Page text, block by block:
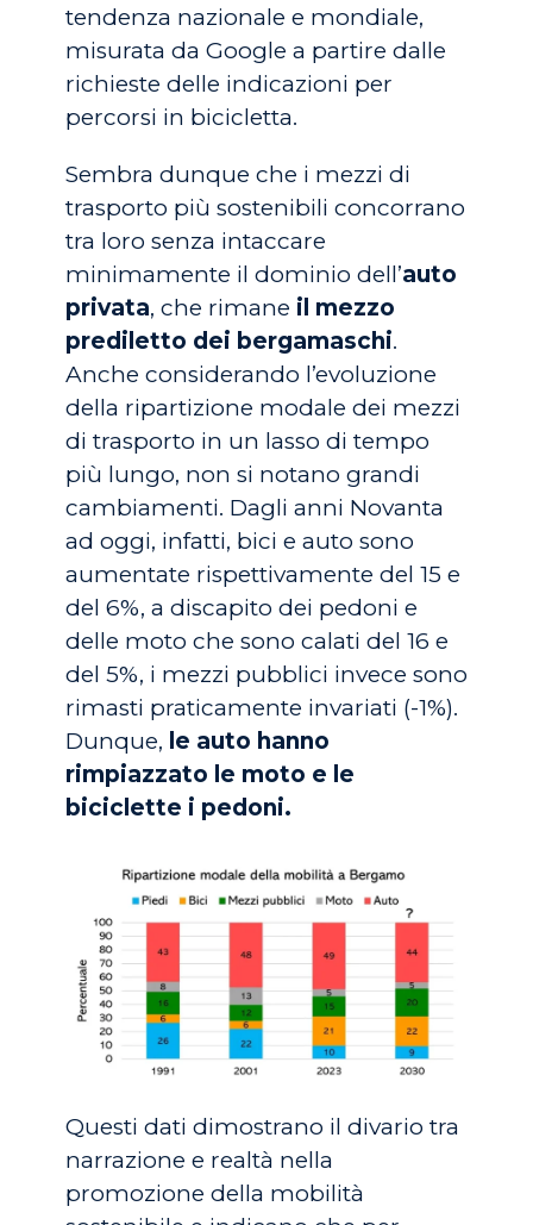
tendenza nazionale e mondiale,
misurata da Google a partire dalle
richieste delle indicazioni per
percorsi in bicicletta.
Sembra dunque che i mezzi di
trasporto più sostenibili concorrano
tra loro senza intaccare
minimamente il dominio dell’auto
privata, che rimane il mezzo
prediletto dei bergamaschi.
Anche considerando l’evoluzione
della ripartizione modale dei mezzi
di trasporto in un lasso di tempo
più lungo, non si notano grandi
cambiamenti. Dagli anni Novanta
ad oggi, infatti, bici e auto sono
aumentate rispettivamente del 15 e
del 6%, a discapito dei pedoni e
delle moto che sono calati del 16 e
del 5%, i mezzi pubblici invece sono
rimasti praticamente invariati (-1%).
Dunque, le auto hanno
rimpiazzato le moto e le
biciclette i pedoni.
Questi dati dimostrano il divario tra
narrazione e realtà nella
promozione della mobilità